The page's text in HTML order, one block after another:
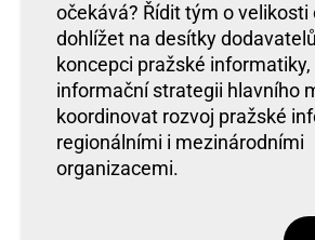
očekává? Řídit tým o velikosti
dohlížet na desítky
koncepci pražské
informační strategii hlavního
koordinovat rozvoj pražské
regionálními i mezinárodními
organizacemi.